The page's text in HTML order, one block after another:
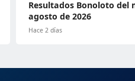
Resultados Bonoloto del
agosto de 2026
Hace 2 días